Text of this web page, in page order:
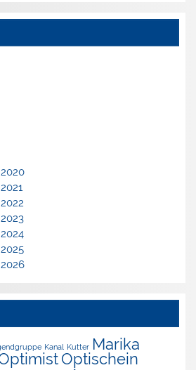
Kanal Kutter Marika
Optischein